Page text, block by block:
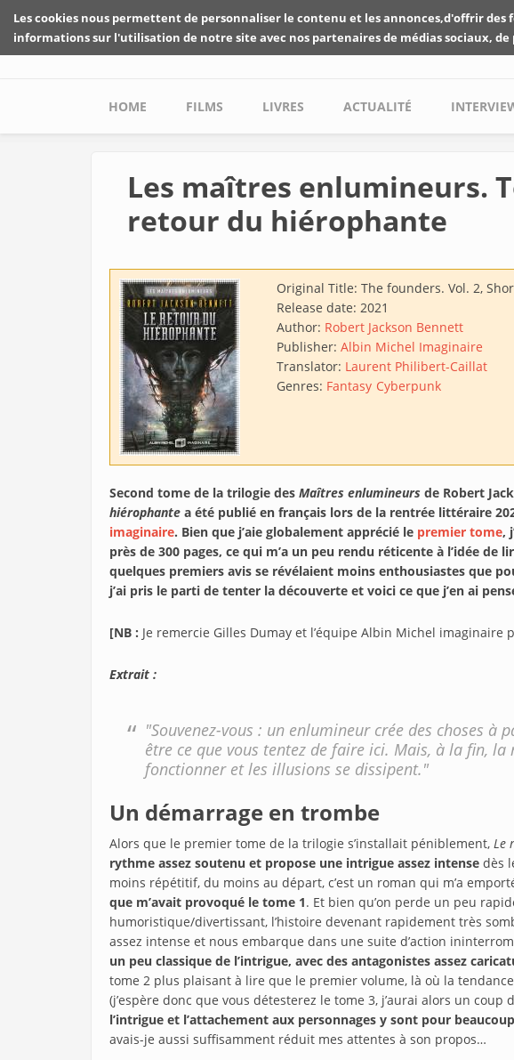
Skip to main content
Les
Main menu
HOME FILMS LIVRES ACTUALITÉ
Les maîtres enlumineurs.
retour du hiérophante
Original Title: The founders. Vol. 2,
Release date: 2021
Author: Robert Jackson Bennett
Publisher: Albin Michel Imaginaire
Translator: Laurent Philibert-Caillat
Genres: Fantasy Cyberpunk
Second tome de la trilogie des Maîtres enlumineurs de Robert
hiérophante a été publié en français lors de la rentrée littéraire
imaginaire. Bien que j’aie globalement apprécié le premier tome,
près de 300 pages, ce qui m’a un peu rendu réticente à l’idée de
quelques premiers avis se révélaient moins enthousiastes que
j’ai pris le parti de tenter la découverte et voici ce que j’en ai
[NB : Je remercie Gilles Dumay et l’équipe Albin Michel
Extrait :
"Souvenez-vous : un enlumineur crée des choses à
être ce que vous tentez de faire ici. Mais, à la fin,
fonctionner et les illusions se dissipent."
Un démarrage en trombe
Alors que le premier tome de la trilogie s’installait péniblement, Le
rythme assez soutenu et propose une intrigue assez intense dès
moins répétitif, du moins au départ, c’est un roman qui m’a
que m’avait provoqué le tome 1. Et bien qu’on perde un peu
humoristique/divertissant, l’histoire devenant rapidement très
assez intense et nous embarque dans une suite d’action
un peu classique de l’intrigue, avec des antagonistes assez
tome 2 plus plaisant à lire que le premier volume, là où la
(j’espère donc que vous détesterez le tome 3, j’aurai alors un coup
l’intrigue et l’attachement aux personnages y sont pour
avais-je aussi suffisamment réduit mes attentes à son propos…
Les cookies nous permettent de personnaliser le contenu et les annonces,d'offrir
informations sur l'utilisation de notre site avec nos partenaires de médias sociaux,